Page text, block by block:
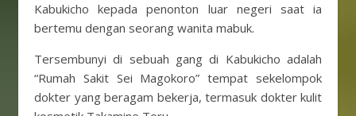
Kabukicho kepada penonton luar negeri saat ia
bertemu dengan seorang wanita mabuk.
Tersembunyi di sebuah gang di Kabukicho adalah
“Rumah Sakit Sei Magokoro” tempat sekelompok
dokter yang beragam bekerja, termasuk dokter kulit